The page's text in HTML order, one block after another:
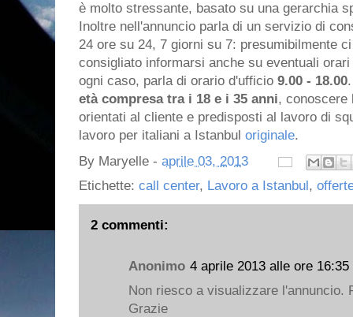
è molto stressante, basato su una gerarchia
Inoltre nell'annuncio parla di un servizio di
24 ore su 24, 7 giorni su 7: presumibilmente
consigliato informarsi anche su eventuali
ogni caso, parla di orario d'ufficio 9.00 - 18.00
età compresa tra i 18 e i 35 anni, conoscere
orientati al cliente e predisposti al lavoro di
lavoro per italiani a Istanbul originale.
By Maryelle - aprile 03, 2013
Etichette: call center, Lavoro a Istanbul,
2 commenti:
Anonimo 4 aprile 2013 alle ore 16:35
Non riesco a visualizzare l'annuncio.
Grazie